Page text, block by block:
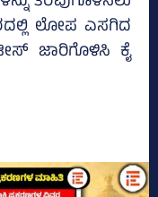
ಲೋಪ ಎಸಗಿದ
ಜಾರಿಗೊಳಿಸಿ ಕೈ